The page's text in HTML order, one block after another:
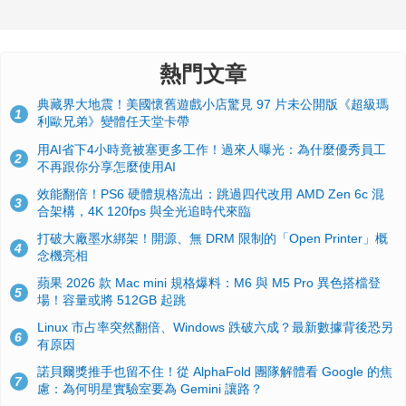
熱門文章
1
典藏界大地震！美國懷舊遊戲小店驚見 97 片未公開版《超級瑪
利歐兄弟》變體任天堂卡帶
2
用AI省下4小時竟被塞更多工作！過來人曝光：為什麼優秀員工
不再跟你分享怎麼使用AI
3
效能翻倍！PS6 硬體規格流出：跳過四代改用 AMD Zen 6c 混
合架構，4K 120fps 與全光追時代來臨
4
打破大廠墨水綁架！開源、無 DRM 限制的「Open Printer」概
念機亮相
5
蘋果 2026 款 Mac mini 規格爆料：M6 與 M5 Pro 異色搭檔登
場！容量或將 512GB 起跳
6
Linux 市占率突然翻倍、Windows 跌破六成？最新數據背後恐另
有原因
7
諾貝爾獎推手也留不住！從 AlphaFold 團隊解體看 Google 的焦
慮：為何明星實驗室要為 Gemini 讓路？